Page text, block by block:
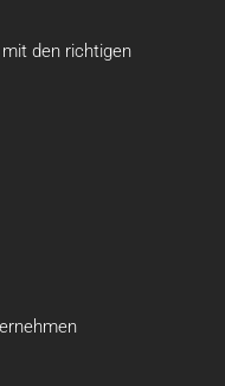
den richtigen